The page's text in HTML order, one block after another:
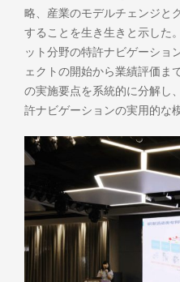
略、産業のモデルチェンジと
することを生き生きと示した
ット分野の特許ナビゲーショ
ェクトの開始から業績評価ま
の実施要点を系統的に分解し
許ナビゲーションの実用的な